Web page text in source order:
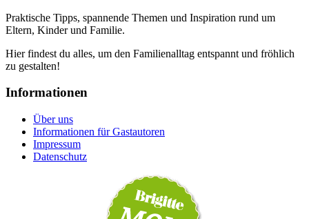
Praktische Tipps, spannende Themen und Inspiration rund um
Eltern, Kinder und Familie.
Hier findest du alles, um den Familienalltag entspannt und fröhlich
zu gestalten!
Informationen
Über uns
Informationen für Gastautoren
Impressum
Datenschutz